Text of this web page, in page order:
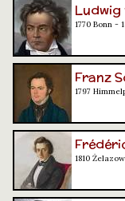
Ludwig
1770 Bonn -
Franz
1797
1810